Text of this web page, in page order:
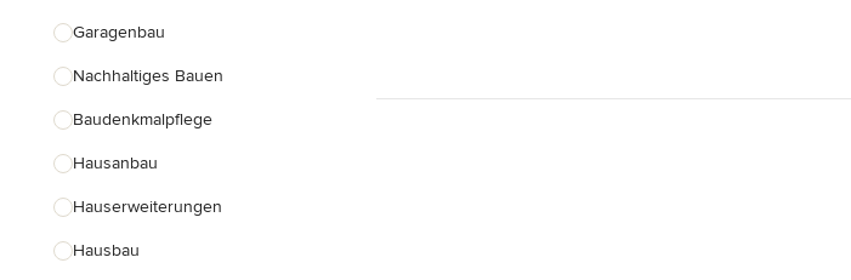
Garagenbau
Nachhaltiges Bauen
Baudenkmalpflege
Hausanbau
Hauserweiterungen
Hausbau